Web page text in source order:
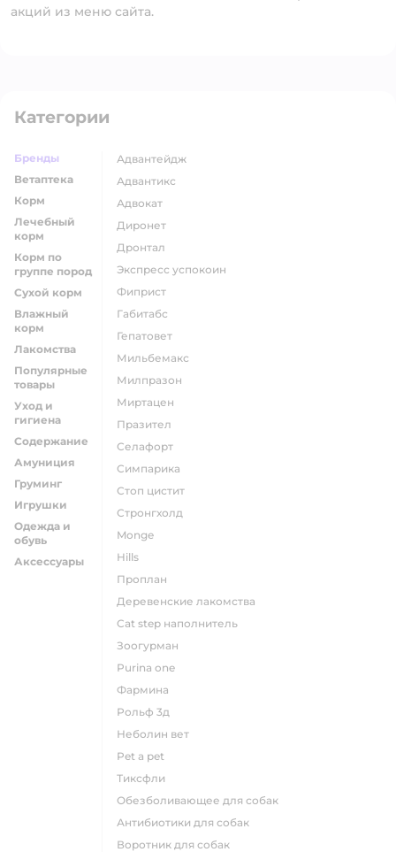
акций из меню сайта.
Категории
Бренды
Ветаптека
Корм
Лечебный
корм
Корм по
группе пород
Сухой корм
Влажный
корм
Лакомства
Популярные
товары
Уход и
гигиена
Содержание
Амуниция
Груминг
Игрушки
Одежда и
обувь
Аксессуары
адвантейдж
адвантикс
адвокат
диронет
дронтал
экспресс успокоин
фиприст
габитабс
гепатовет
мильбемакс
милпразон
миртацен
празител
селафорт
симпарика
стоп цистит
стронгхолд
monge
hills
проплан
деревенские лакомства
cat step наполнитель
зоогурман
purina one
фармина
рольф 3д
неболин вет
pet a pet
тиксфли
обезболивающее для собак
антибиотики для собак
воротник для собак